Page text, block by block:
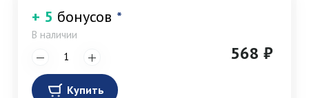
+ 5 бонусов *
В наличии
568 ₽
Купить